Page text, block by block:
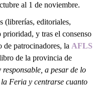
al 1 de noviembre.
(librerías, editoriales,
prioridad, y tras el consenso
de patrocinadores, la AFLS
de la provincia de
a pesar de lo
Feria y centrarse cuanto